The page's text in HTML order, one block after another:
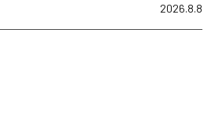
2026.8.8